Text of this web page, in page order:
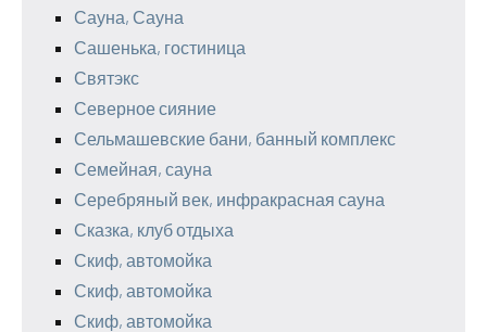
Сауна, Сауна
Сашенька, гостиница
Святэкс
Северное сияние
Сельмашевские бани, банный комплекс
Семейная, сауна
Серебряный век, инфракрасная сауна
Сказка, клуб отдыха
Скиф, автомойка
Скиф, автомойка
Скиф, автомойка